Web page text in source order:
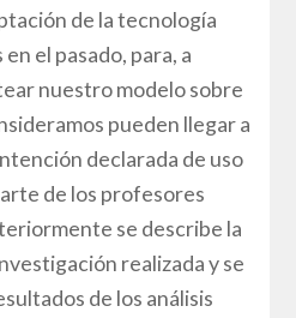
de la tecnología
el pasado, para, a
nuestro modelo sobre
pueden llegar a
declarada de uso
de los profesores
se describe la
realizada y se
de los análisis